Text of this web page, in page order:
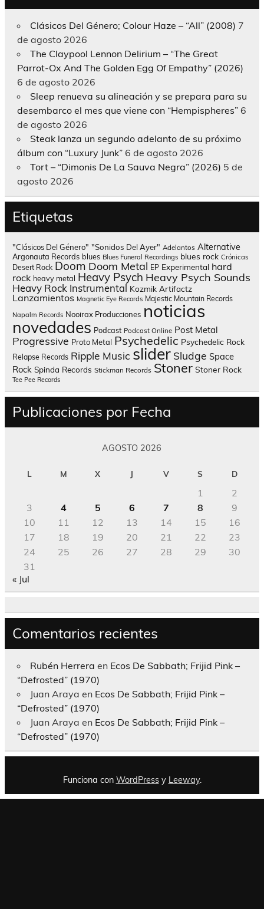
Clásicos Del Género; Colour Haze – “All” (2008) 7
de agosto 2026
The Claypool Lennon Delirium – “The Great
Parrot-Ox And The Golden Egg Of Empathy” (2026)
6 de agosto 2026
Sleep renueva su alineación y se prepara para su
desembarco el mes que viene con “Hempispheres” 6
de agosto 2026
Steak lanza un segundo adelanto de su próximo
álbum con “Luxury Junk” 6 de agosto 2026
Tort – “Dimonis De La Sauva Negra” (2026) 5 de
agosto 2026
Etiquetas
"Clásicos Del Género" "Sonidos Del Ayer" Adelantos Alternative
Argonauta Records blues Blues Funeral Recordings blues rock Crónicas
Desert Rock Doom Doom Metal EP Experimental hard
rock heavy metal Heavy Psych Heavy Psych Sounds
Heavy Rock Instrumental Kozmik Artifactz
Lanzamientos Magnetic Eye Records Majestic Mountain Records
Napalm Records Nooirax Producciones noticias
novedades Podcast Podcast Online Post Metal
Progressive Proto Metal Psychedelic Psychedelic Rock
Relapse Records Ripple Music slider Sludge Space
Rock Spinda Records Stickman Records Stoner Stoner Rock
Tee Pee Records
Publicaciones por Fecha
AGOSTO 2026
L M X J V S D
1
2
3
4 5 6 7 8
9
10
11 12 13 14 15
16
17
18 19 20 21 22
23
24
25 26 27 28 29
30
31
« Jul
Comentarios recientes
Rubén Herrera en Ecos De Sabbath; Frijid Pink –
“Defrosted” (1970)
Juan Araya en Ecos De Sabbath; Frijid Pink –
“Defrosted” (1970)
Juan Araya en Ecos De Sabbath; Frijid Pink –
“Defrosted” (1970)
Funciona con WordPressy Leeway.